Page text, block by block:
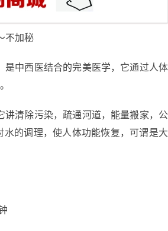
不加秘
是中西医结合的完美医学，它通过人体
讲清除污染，疏通河道，能量搬家，公
的调理，使人体功能恢复，可谓是大